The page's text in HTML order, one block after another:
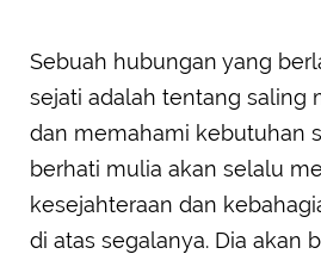
Sebuah hubungan yang
sejati adalah tentang saling
dan memahami kebutuhan
berhati mulia akan selalu
kesejahteraan dan
di atas segalanya. Dia akan